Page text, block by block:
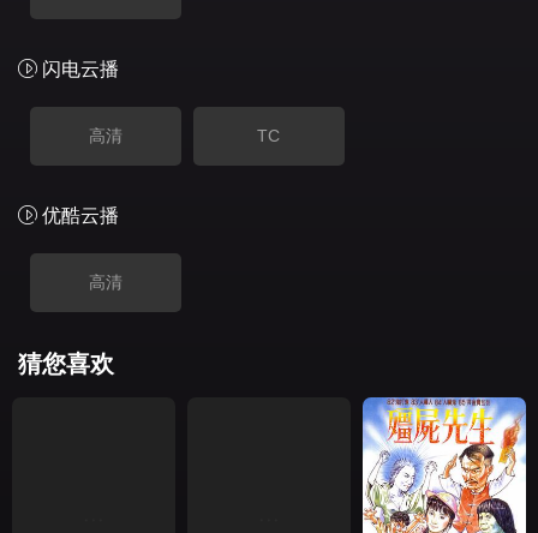
闪电云播
高清 TC
优酷云播
高清
猜您喜欢